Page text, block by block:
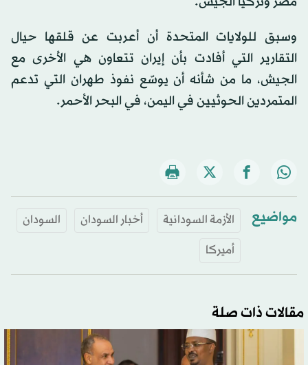
وسبق للولايات المتحدة أن أعربت عن قلقها حيال
التقارير التي أفادت بأن إيران تتعاون هي الأخرى مع
الجيش، ما من شأنه أن يوسّع نفوذ طهران التي تدعم
المتمردين الحوثيين في اليمن، في البحر الأحمر.
مواضيع الأزمة السودانية أخبار السودان
السودان
أميركا
مقالات ذات صلة